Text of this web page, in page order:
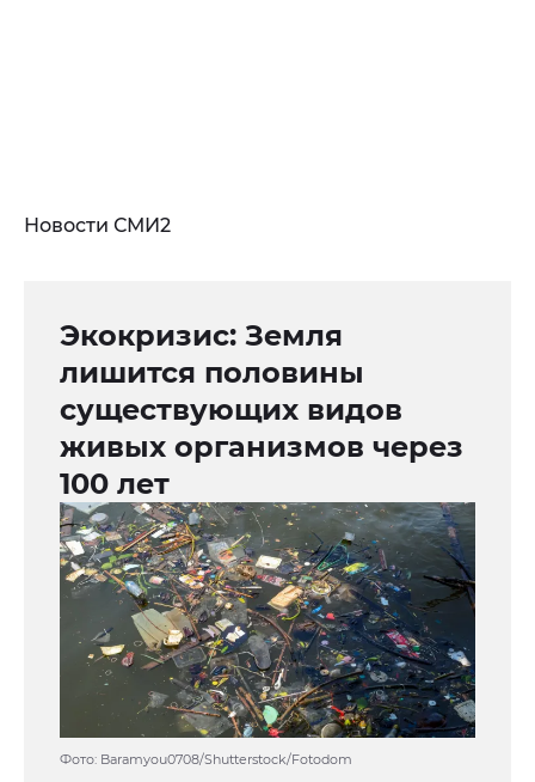
Новости СМИ2
Экокризис: Земля
лишится половины
существующих видов
живых организмов через
100 лет
Фото: Baramyou0708/Shutterstock/Fotodom